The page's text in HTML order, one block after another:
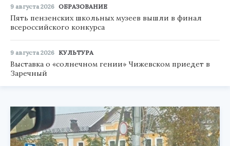
9 августа 2026 ОБРАЗОВАНИЕ
Пять пензенских школьных музеев вышли в финал
всероссийского конкурса
9 августа 2026 КУЛЬТУРА
Выставка о «солнечном гении» Чижевском приедет в
Заречный